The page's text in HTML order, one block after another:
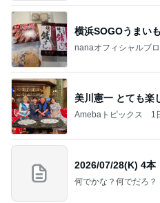
横浜SOGOうまい
nanaオフィシャルブ
美川憲一 とても楽
Amebaトピックス 1
2026/07/28(K) 4本
何でかな？何でだろ？